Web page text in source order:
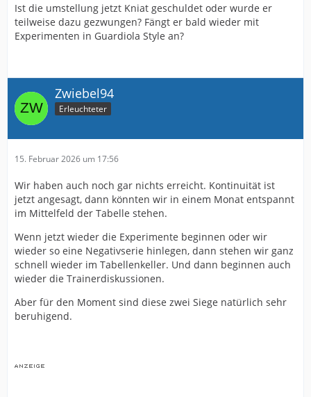
Ist die umstellung jetzt Kniat geschuldet oder wurde er
teilweise dazu gezwungen? Fängt er bald wieder mit
Experimenten in Guardiola Style an?
Zwiebel94
Erleuchteter
15. Februar 2026 um 17:56
Wir haben auch noch gar nichts erreicht. Kontinuität ist
jetzt angesagt, dann könnten wir in einem Monat entspannt
im Mittelfeld der Tabelle stehen.
Wenn jetzt wieder die Experimente beginnen oder wir
wieder so eine Negativserie hinlegen, dann stehen wir ganz
schnell wieder im Tabellenkeller. Und dann beginnen auch
wieder die Trainerdiskussionen.
Aber für den Moment sind diese zwei Siege natürlich sehr
beruhigend.